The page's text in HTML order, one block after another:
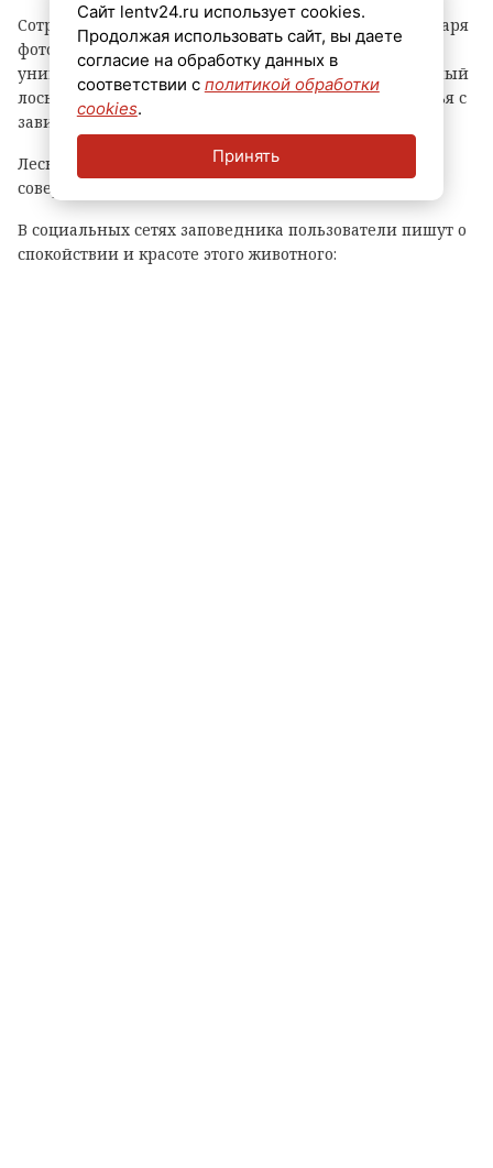
Сотрудникам Нижне-Свирского заповедника благодаря
фотоловушке удалось запечатлеть по-настоящему
уникальные кадры. В объектив камеры попал взрослый
лось, который в окружении августовского разнотравья с
завидным аппетитом поглощал свой обед.
Лесной гигант вел себя свободно и естественно и
совершенно не обращал внимания на камеру.
В социальных сетях заповедника пользователи пишут о
спокойствии и красоте этого животного:
Сайт lentv24.ru использует cookies.
Продолжая использовать сайт, вы даете
согласие на обработку данных в
соответствии с политикой обработки
cookies.
Принять